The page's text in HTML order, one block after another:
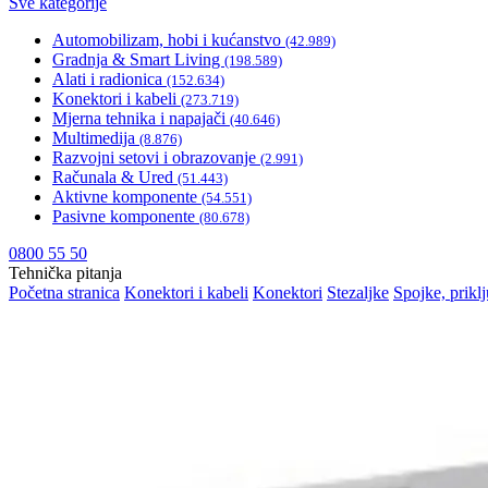
Automobilizam, hobi i kućanstvo (42.989)
Gradnja & Smart Living (198.589)
Alati i radionica (152.634)
Konektori i kabeli (273.719)
Mjerna tehnika i napajači (40.646)
Multimedija (8.876)
Razvojni setovi i obrazovanje (2.991)
Računala & Ured (51.443)
Aktivne komponente (54.551)
Pasivne komponente (80.678)
0800 55 50
Tehnička pitanja
Početna stranica Konektori i kabeli Konektori Stezaljke Spojke,